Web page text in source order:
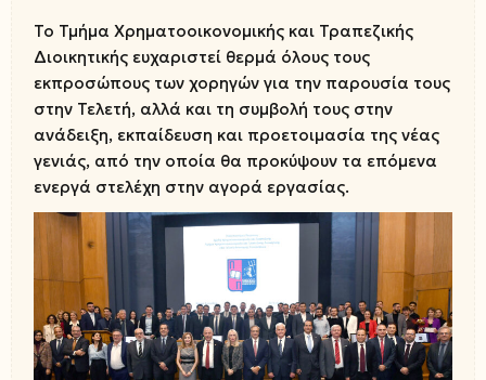
Το Τμήμα Χρηματοοικονομικής και Τραπεζικής
Διοικητικής ευχαριστεί θερμά όλους τους
εκπροσώπους των χορηγών για την παρουσία τους
στην Τελετή, αλλά και τη συμβολή τους στην
ανάδειξη, εκπαίδευση και προετοιμασία της νέας
γενιάς, από την οποία θα προκύψουν τα επόμενα
ενεργά στελέχη στην αγορά εργασίας.